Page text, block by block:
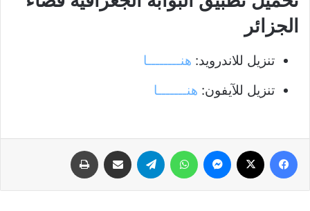
الجزائر
تنزيل للاندرويد: هنــــــــا
تنزيل للآيفون: هنـــــــا
فيسبوك ماسنجر واتساب تيلقرام مشاركة عبر البريد